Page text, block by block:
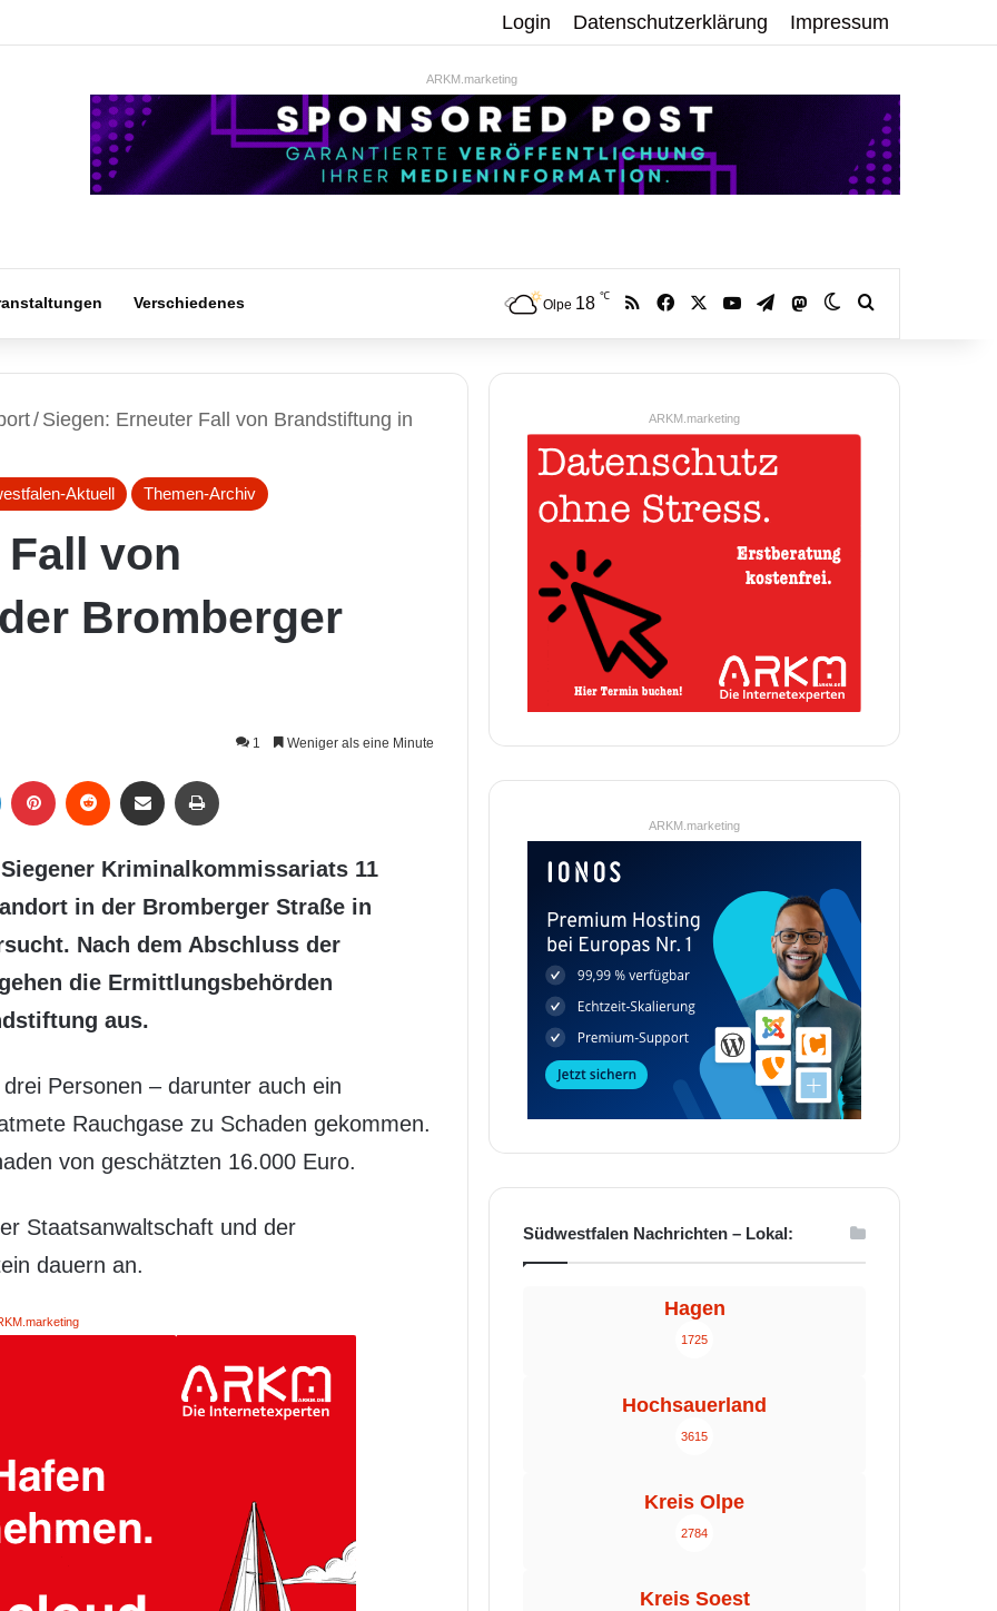
Login Datenschutzerklärung Impressum
ARKM.marketing
Verschiedenes Olpe 18 ℃ RSS Facebook YouTubeTelegramMastodonSkin umschalten
/ Siegen: Erneuter Fall von Brandstiftung in
Aktuell Themen-Archiv
von
Bromberger
1 Weniger als eine Minute
Kriminalkommissariats 11
in der Bromberger Straße in
Nach dem Abschluss der
die Ermittlungsbehörden
aus.
Personen – darunter auch ein
Rauchgase zu Schaden gekommen.
von geschätzten 16.000 Euro.
Staatsanwaltschaft und der
dauern an.
ARKM.marketing
ARKM.marketing
Südwestfalen Nachrichten – Lokal:
Hagen
1725
Hochsauerland
3615
Kreis Olpe
2784
Kreis Soest